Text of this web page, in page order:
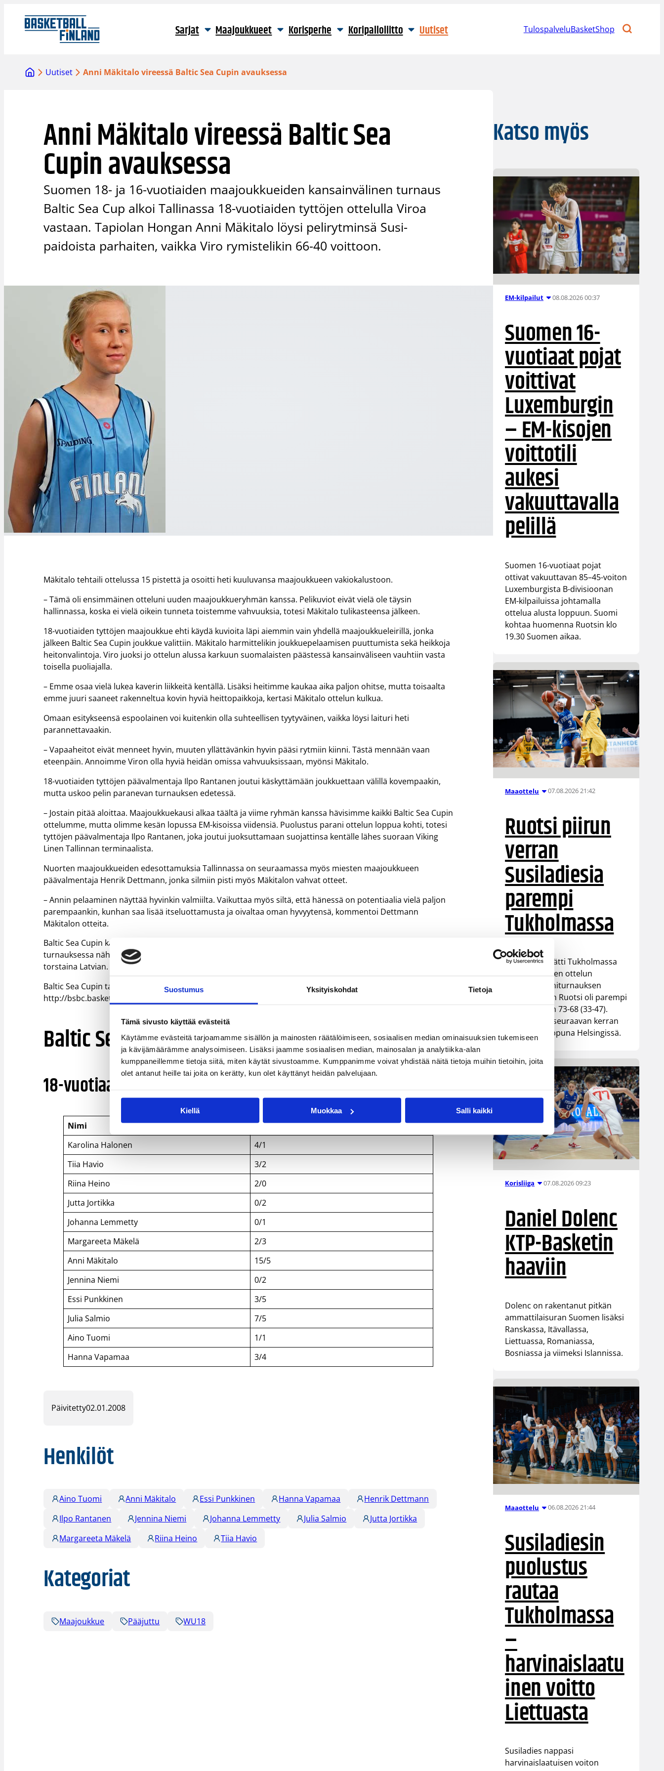
Suostumus Yksityiskohdat Tietoja
Tämä sivusto käyttää evästeitä
Käytämme evästeitä tarjoamamme sisällön ja mainosten räätälöimiseen, sosiaalisen median ominaisuuksien tukemiseen
ja kävijämäärämme analysoimiseen. Lisäksi jaamme sosiaalisen median, mainosalan ja analytiikka-alan
kumppaneillemme tietoja siitä, miten käytät sivustoamme. Kumppanimme voivat yhdistää näitä tietoja muihin tietoihin, joita
olet antanut heille tai joita on kerätty, kun olet käyttänyt heidän palvelujaan.
Kiellä Muokkaa Salli kaikki
sisältöön
Sarjat Maajoukkueet Korisperhe Koripalloliitto Uutiset TulospalveluBasketShop
Uutiset Anni Mäkitalo vireessä Baltic Sea Cupin avauksessa
Anni Mäkitalo vireessä Baltic Sea
Cupin avauksessa
Suomen 18- ja 16-vuotiaiden maajoukkueiden kansainvälinen turnaus
Baltic Sea Cup alkoi Tallinassa 18-vuotiaiden tyttöjen ottelulla Viroa
vastaan. Tapiolan Hongan Anni Mäkitalo löysi pelirytminsä Susi-
paidoista parhaiten, vaikka Viro rymistelikin 66-40 voittoon.
Mäkitalo tehtaili ottelussa 15 pistettä ja osoitti heti kuuluvansa maajoukkueen vakiokalustoon.
– Tämä oli ensimmäinen otteluni uuden maajoukkueryhmän kanssa. Pelikuviot eivät vielä ole täysin
hallinnassa, koska ei vielä oikein tunneta toistemme vahvuuksia, totesi Mäkitalo tulikasteensa jälkeen.
18-vuotiaiden tyttöjen maajoukkue ehti käydä kuvioita läpi aiemmin vain yhdellä maajoukkueleirillä, jonka
jälkeen Baltic Sea Cupin joukkue valittiin. Mäkitalo harmittelikin joukkuepelaamisen puuttumista sekä heikkoja
heitonvalintoja. Viro juoksi jo ottelun alussa karkuun suomalaisten päästessä kansainväliseen vauhtiin vasta
toisella puoliajalla.
– Emme osaa vielä lukea kaverin liikkeitä kentällä. Lisäksi heitimme kaukaa aika paljon ohitse, mutta toisaalta
emme juuri saaneet rakenneltua kovin hyviä heittopaikkoja, kertasi Mäkitalo ottelun kulkua.
Omaan esitykseensä espoolainen voi kuitenkin olla suhteellisen tyytyväinen, vaikka löysi laituri heti
parannettavaakin.
– Vapaaheitot eivät menneet hyvin, muuten yllättävänkin hyvin pääsi rytmiin kiinni. Tästä mennään vaan
eteenpäin. Annoimme Viron olla hyviä heidän omissa vahvuuksissaan, myönsi Mäkitalo.
18-vuotiaiden tyttöjen päävalmentaja Ilpo Rantanen joutui käskyttämään joukkuettaan välillä kovempaakin,
mutta uskoo pelin paranevan turnauksen edetessä.
– Jostain pitää aloittaa. Maajoukkuekausi alkaa täältä ja viime ryhmän kanssa hävisimme kaikki Baltic Sea Cupin
ottelumme, mutta olimme kesän lopussa EM-kisoissa viidensiä. Puolustus parani ottelun loppua kohti, totesi
tyttöjen päävalmentaja Ilpo Rantanen, joka joutui juoksuttamaan suojattinsa kentälle lähes suoraan Viking
Linen Tallinnan terminaalista.
Nuorten maajoukkueiden edesottamuksia Tallinnassa on seuraamassa myös miesten maajoukkueen
päävalmentaja Henrik Dettmann, jonka silmiin pisti myös Mäkitalon vahvat otteet.
– Annin pelaaminen näyttää hyvinkin valmiilta. Vaikuttaa myös siltä, että hänessä on potentiaalia vielä paljon
parempaankin, kunhan saa lisää itseluottamusta ja oivaltaa oman hyvyytensä, kommentoi Dettmann
Mäkitalon otteita.
Baltic Sea Cupin kaikissa ikäluokissa ovat Suomen lisäksi mukana Latvia, Ruotsi ja Viro. 18-vuotiaiden poikien
turnauksessa nähdään lisäksi yksi uusi maa, kun Puola otti tutulta nelikolta haasteen vastaan. Tytöt kohtaavat
torstaina Latvian.
Baltic Sea Cupin tapahtumia ja tilastoja voi seurata Koris.netistä sekä turnauksen nettisivuilta osoitteesta
http://bsbc.basket.ee/.
Baltic Sea Cup 2.-5.1. Tallinna
18-vuotiaat tytöt, Suomi-Viro 40-66 (25-45)
Nimi
pisteet/levypallot
Karolina Halonen
4/1
Tiia Havio
3/2
Riina Heino
2/0
Jutta Jortikka
0/2
Johanna Lemmetty
0/1
Margareeta Mäkelä
2/3
Anni Mäkitalo
15/5
Jennina Niemi
0/2
Essi Punkkinen
3/5
Julia Salmio
7/5
Aino Tuomi
1/1
Hanna Vapamaa
3/4
Päivitetty02.01.2008
Henkilöt
Aino Tuomi Anni Mäkitalo Essi Punkkinen Hanna Vapamaa
Henrik Dettmann
Ilpo Rantanen
Jennina Niemi Johanna Lemmetty Julia Salmio
Jutta Jortikka
Margareeta Mäkelä
Riina Heino Tiia Havio
Kategoriat
Maajoukkue Pääjuttu WU18
Katso myös
EM-kilpailut 08.08.2026 00:37
Suomen 16-
vuotiaat pojat
voittivat
Luxemburgin
– EM-kisojen
voittotili
aukesi
vakuuttavalla
pelillä
Suomen 16-vuotiaat pojat
ottivat vakuuttavan 85–45-voiton
Luxemburgista B-divisioonan
EM-kilpailuissa johtamalla
ottelua alusta loppuun. Suomi
kohtaa huomenna Ruotsin klo
19.30 Suomen aikaa.
Maaottelu 07.08.2026 21:42
Ruotsi piirun
verran
Susiladiesia
parempi
Tukholmassa
Susiladies päätti Tukholmassa
pelatun kahden ottelun
mittaisen miniturnauksen
tappioon, kun Ruotsi oli parempi
loppulukemin 73-68 (33-47).
Suomi pelaa seuraavan kerran
ensi viikonloppuna Helsingissä.
Korisliiga 07.08.2026 09:23
Daniel Dolenc
KTP-Basketin
haaviin
Dolenc on rakentanut pitkän
ammattilaisuran Suomen lisäksi
Ranskassa, Itävallassa,
Liettuassa, Romaniassa,
Bosniassa ja viimeksi Islannissa.
Maaottelu 06.08.2026 21:44
Susiladiesin
puolustus
rautaa
Tukholmassa
–
harvinaislaatu
inen voitto
Liettuasta
Susiladies nappasi
harvinaislaatuisen voiton